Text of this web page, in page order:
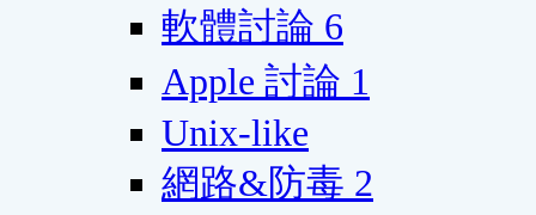
軟體討論 6
Apple 討論 1
Unix-like
網路&防毒 2